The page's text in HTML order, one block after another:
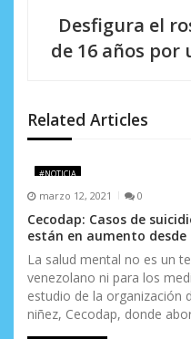
ó
n
d
e
e
n
t
Desfigura el
de 16 años por
Related Articles
#NOTICIA
marzo 12, 2021 0
Cecodap: Casos de
están en aumento desde
La salud mental no es un
venezolano ni para los
estudio de la organización
niñez, Cecodap, donde